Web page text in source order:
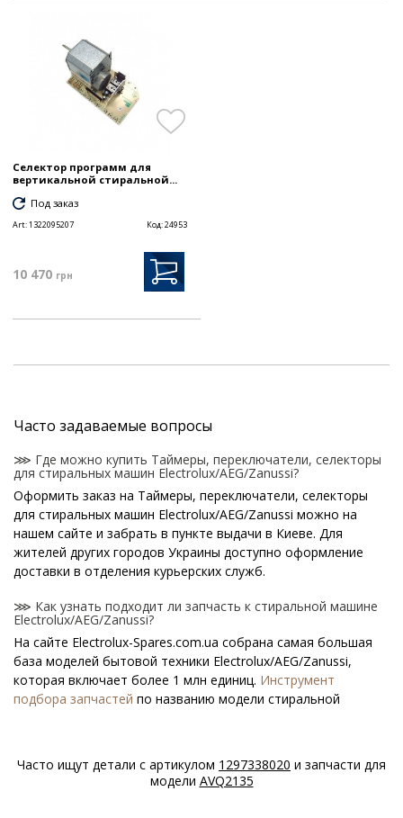
Селектор программ для
вертикальной стиральной...
Под заказ
Art:1322095207 Код:24953
10 470 грн
Часто задаваемые вопросы
⋙ Где можно купить Таймеры, переключатели, селекторы
для стиральных машин Electrolux/AEG/Zanussi?
Оформить заказ на Таймеры, переключатели, селекторы
для стиральных машин Electrolux/AEG/Zanussi можно на
нашем сайте и забрать в пункте выдачи в Киеве. Для
жителей других городов Украины доступно оформление
доставки в отделения курьерских служб.
⋙ Как узнать подходит ли запчасть к стиральной машине
Electrolux/AEG/Zanussi?
На сайте Electrolux-Spares.com.ua собрана самая большая
база моделей бытовой техники Electrolux/AEG/Zanussi,
которая включает более 1 млн единиц. Инструмент
подбора запчастей по названию модели стиральной
Electrolux/AEG/Zanussi?
Специальная наклейка производителя с названием модели
Часто ищут детали с артикулом 1297338020 и запчасти для
модели AVQ2135